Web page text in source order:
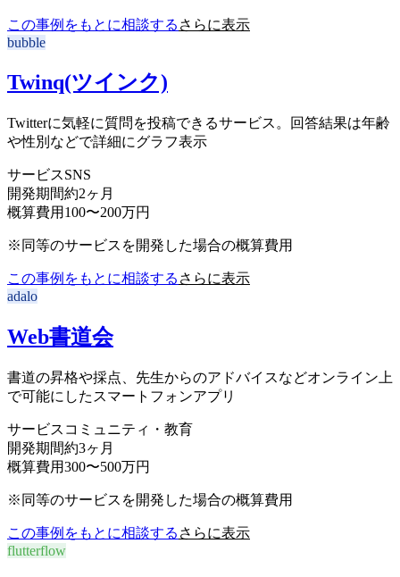
この事例をもとに相談する さらに表示
bubble
Twinq(ツインク)
Twitterに気軽に質問を投稿できるサービス。回答結果は年齢
や性別などで詳細にグラフ表示
サービスSNS
開発期間約2ヶ月
概算費用 100〜200万円
※同等のサービスを開発した場合の概算費用
この事例をもとに相談する さらに表示
adalo
Web書道会
書道の昇格や採点、先生からのアドバイスなどオンライン上
で可能にしたスマートフォンアプリ
サービス コミュニティ・教育
開発期間約3ヶ月
概算費用300〜500万円
※同等のサービスを開発した場合の概算費用
この事例をもとに相談する さらに表示
flutterflow